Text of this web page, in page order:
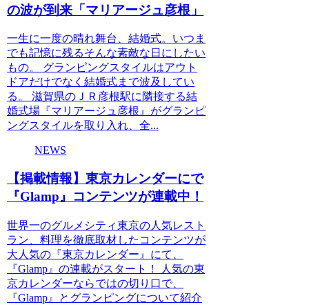
の波が到来「マリアージュ彦根」
一生に一度の晴れ舞台、結婚式。いつま
でも記憶に残るそんな素敵な日にしたい
もの。 グランピングスタイルはアウト
ドアだけでなく結婚式まで波及してい
る。 滋賀県のＪＲ彦根駅に隣接する結
婚式場『マリアージュ彦根』がグランピ
ングスタイルを取り入れ、全...
NEWS
【掲載情報】東京カレンダーにで
『Glamp』コンテンツが連載中！
世界一のグルメシティ東京の人気レスト
ラン、料理を徹底取材したコンテンツが
大人気の『東京カレンダー』にて、
『Glamp』の連載がスタート！ 人気の東
京カレンダーならではの切り口で、
『Glamp』とグランピングについて紹介